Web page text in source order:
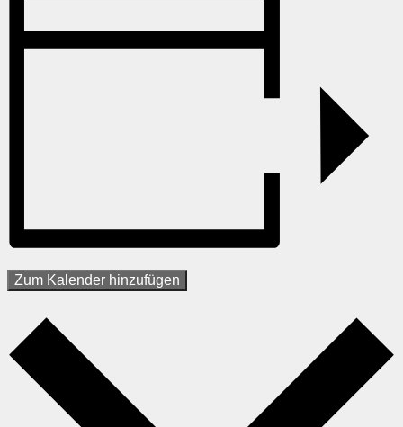
Zum Kalender hinzufügen